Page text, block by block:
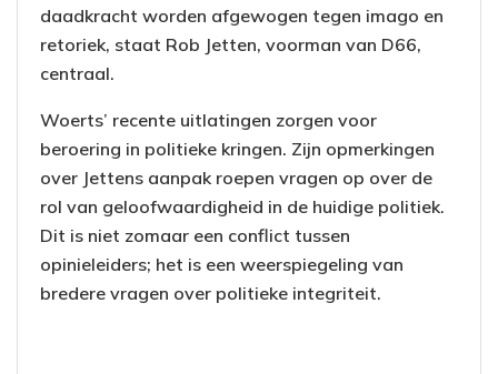
daadkracht worden afgewogen tegen imago en
retoriek, staat Rob Jetten, voorman van D66,
centraal.
Woerts’ recente uitlatingen zorgen voor
beroering in politieke kringen. Zijn opmerkingen
over Jettens aanpak roepen vragen op over de
rol van geloofwaardigheid in de huidige politiek.
Dit is niet zomaar een conflict tussen
opinieleiders; het is een weerspiegeling van
bredere vragen over politieke integriteit.